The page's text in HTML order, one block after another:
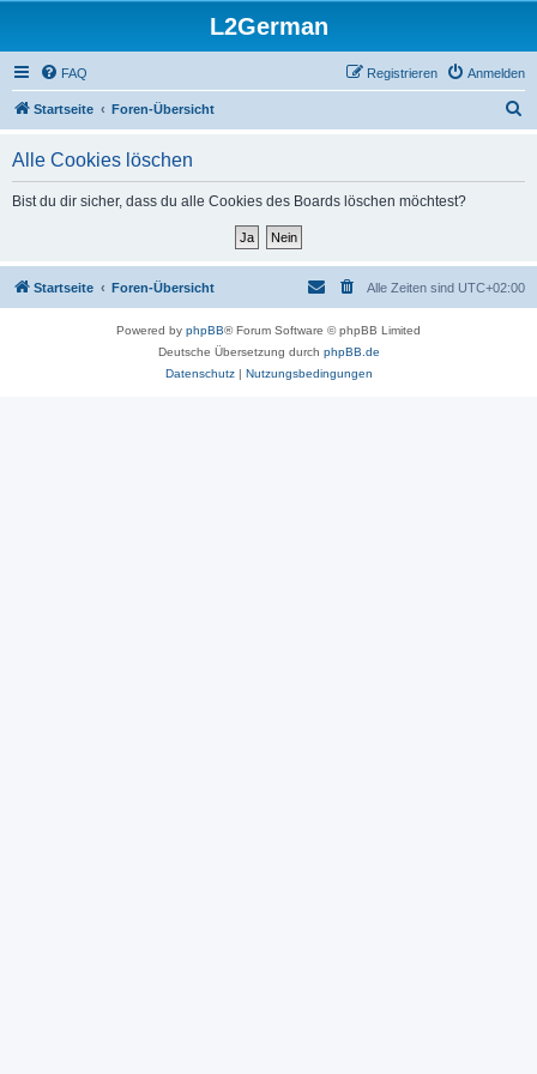
L2German
FAQ Anmelden
Registrieren
Startseite Foren-Übersicht
Alle Cookies löschen
Bist du dir sicher, dass du alle Cookies des Boards löschen möchtest?
Startseite Foren-Übersicht Alle Zeiten sind UTC+02:00
Powered by phpBB® Forum Software © phpBB Limited
Deutsche Übersetzung durch phpBB.de
Datenschutz| Nutzungsbedingungen